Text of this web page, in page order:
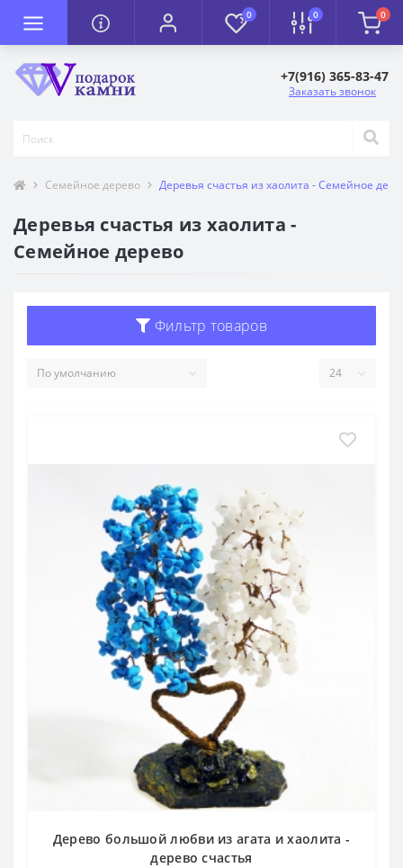
0 0 0
+7(916) 365-83-47
Заказать звонок
Семейное дерево Деревья счастья из хаолита - Семейное
Деревья счастья из хаолита -
Семейное дерево
Фильтр товаров
Дерево большой любви из агата и хаолита -
дерево счастья